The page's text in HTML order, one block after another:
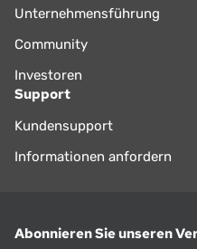
Unternehmensführung
Community
Investoren
Support
Kundensupport
Informationen anfordern
Abonnieren Sie unseren